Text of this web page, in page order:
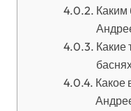
Каким
Какое